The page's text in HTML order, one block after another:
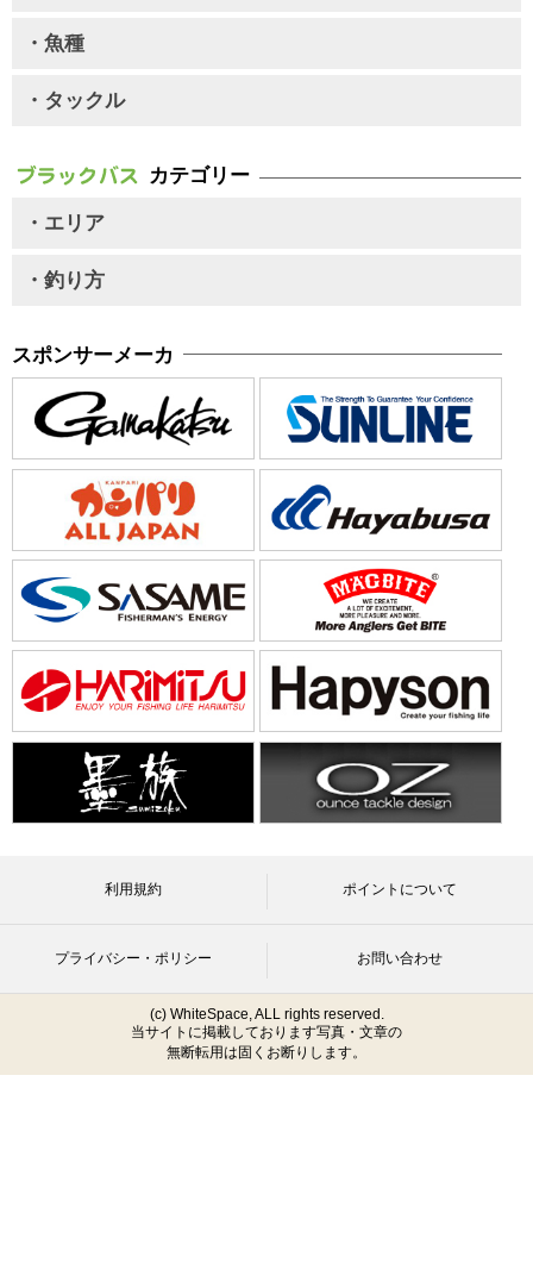
・魚種
・タックル
カテゴリー
・エリア
・釣り方
スポンサーメーカ
利用規約 ポイントについて
プライバシー・ポリシー お問い合わせ
(c) WhiteSpace, ALL rights reserved.
当サイトに掲載しております写真・文章の
無断転用は固くお断りします。